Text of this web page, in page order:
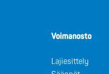
Voimanosto
Lajiesittely